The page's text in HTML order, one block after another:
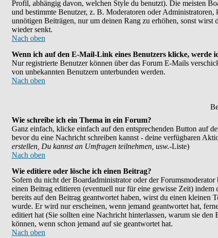
Profil, abhängig davon, welchen Style du benutzt). Die meisten
und bestimmte Benutzer, z. B. Moderatoren oder
unnötigen Beiträgen, nur um deinen Rang zu erhöhen, sonst
wieder senkt.
Nach oben
Wenn ich auf den E-Mail-Link eines Benutzers klicke, werde
Nur registrierte Benutzer können über das Forum E-Mails
von unbekannten Benutzern unterbunden werden.
Nach oben
Wie schreibe ich ein Thema in ein Forum?
Ganz einfach, klicke einfach auf den entsprechenden Button auf
bevor du eine Nachricht schreiben kannst - deine verfügbaren
erstellen, Du kannst an Umfragen teilnehmen, usw.-Liste)
Nach oben
Wie editiere oder lösche ich einen Beitrag?
Sofern du nicht der Boardadministrator oder der
einen Beitrag editieren (eventuell nur für eine gewisse Zeit) indem
bereits auf den Beitrag geantwortet haben, wirst du einen kleinen
wurde. Er wird nur erscheinen, wenn jemand geantwortet hat,
editiert hat (Sie sollten eine Nachricht hinterlassen, warum sie
können, wenn schon jemand auf sie geantwortet hat.
Nach oben